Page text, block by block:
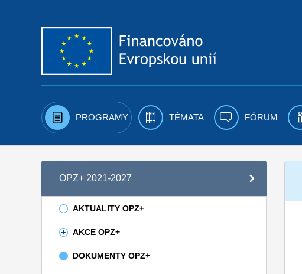
PROGRAMY TÉMATA FÓRUM
OPZ+ 2021-2027
AKTUALITY OPZ+
AKCE OPZ+
DOKUMENTY OPZ+